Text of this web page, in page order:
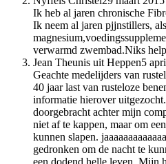
Ik heb al jaren chronische
Ik neem al jaren pjjnstillers,
verwarmd zwembad.Niks
Jean Theunis uit Heppen5
Geachte medelijders van
40 jaar last van rusteloze
informatie hierover
doorgebracht achter mijn
niet af te kappen, maar om
kunnen slapen.
gedronken om de nacht te